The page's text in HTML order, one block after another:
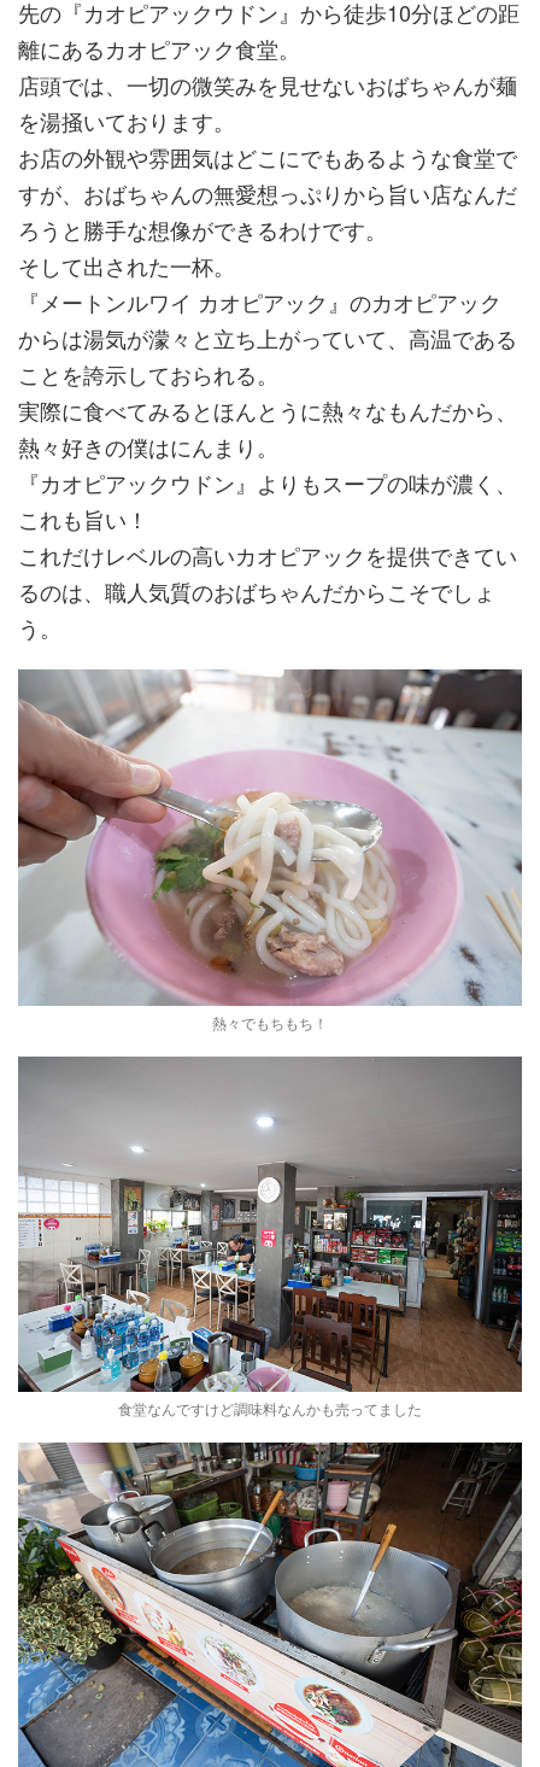
先の『カオピアックウドン』から徒歩10分ほどの距
離にあるカオピアック食堂。
店頭では、一切の微笑みを見せないおばちゃんが麺
を湯掻いております。
お店の外観や雰囲気はどこにでもあるような食堂で
すが、おばちゃんの無愛想っぷりから旨い店なんだ
ろうと勝手な想像ができるわけです。
そして出された一杯。
『メートンルワイ カオピアック』のカオピアック
からは湯気が濛々と立ち上がっていて、高温である
ことを誇示しておられる。
実際に食べてみるとほんとうに熱々なもんだから、
熱々好きの僕はにんまり。
『カオピアックウドン』よりもスープの味が濃く、
これも旨い！
これだけレベルの高いカオピアックを提供できてい
るのは、職人気質のおばちゃんだからこそでしょ
う。
熱々でもちもち！
食堂なんですけど調味料なんかも売ってました